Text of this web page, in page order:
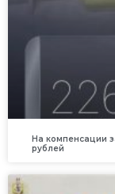
На компенсации
рублей